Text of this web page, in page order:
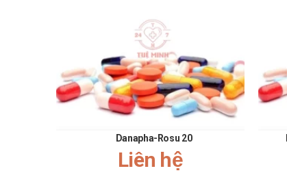
Danapha-Rosu 20
Liên hệ